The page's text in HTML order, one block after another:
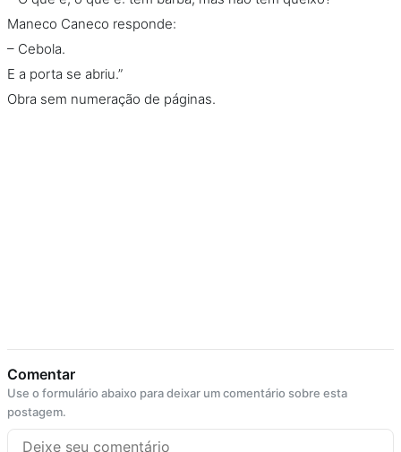
Maneco Caneco responde:
– Cebola.
E a porta se abriu.”
Obra sem numeração de páginas.
Comentar
Use o formulário abaixo para deixar um comentário sobre esta
postagem.